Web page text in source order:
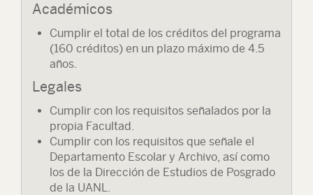
Académicos
Cumplir el total de los créditos del programa
(160 créditos) en un plazo máximo de 4.5
años.
Legales
Cumplir con los requisitos señalados por la
propia Facultad.
Cumplir con los requisitos que señale el
Departamento Escolar y Archivo, así como
los de la Dirección de Estudios de Posgrado
de la UANL.